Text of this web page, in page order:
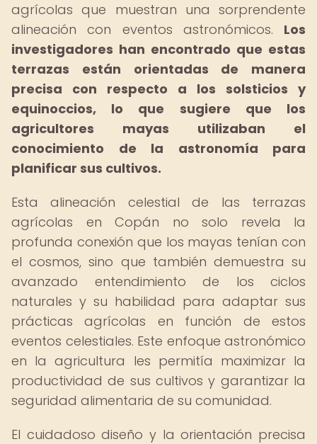
agrícolas que muestran una sorprendente
alineación con eventos astronómicos. Los
investigadores han encontrado que estas
terrazas están orientadas de manera
precisa con respecto a los solsticios y
equinoccios, lo que sugiere que los
agricultores mayas utilizaban el
conocimiento de la astronomía para
planificar sus cultivos.
Esta alineación celestial de las terrazas
agrícolas en Copán no solo revela la
profunda conexión que los mayas tenían con
el cosmos, sino que también demuestra su
avanzado entendimiento de los ciclos
naturales y su habilidad para adaptar sus
prácticas agrícolas en función de estos
eventos celestiales. Este enfoque astronómico
en la agricultura les permitía maximizar la
productividad de sus cultivos y garantizar la
seguridad alimentaria de su comunidad.
El cuidadoso diseño y la orientación precisa